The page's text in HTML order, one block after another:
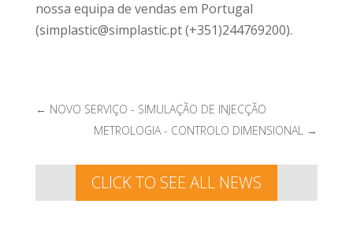
nossa equipa de vendas em Portugal
(simplastic@simplastic.pt (+351)244769200).
← NOVO SERVIÇO - SIMULAÇÃO DE INJECÇÃO
METROLOGIA - CONTROLO DIMENSIONAL →
CLICK TO SEE ALL NEWS